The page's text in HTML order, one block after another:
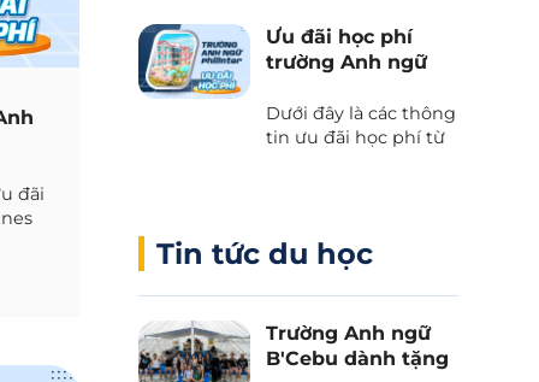
đãi
kết giữa Cebu Blue
Ocean Academy và
Phil English – Học
kết hợp du lịch, và
trải nghiệm văn hóa
Ưu đãi học phí
trường Anh ngữ
Dưới đây là các thông
tin ưu đãi học phí từ
Tin tức du học
Trường Anh ngữ
B'Cebu dành tặng